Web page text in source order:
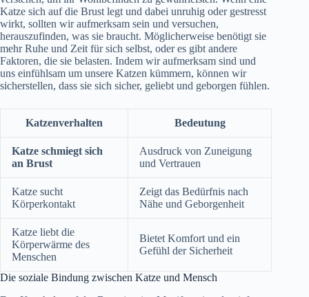
Katze sich auf die Brust legt und dabei unruhig oder gestresst
wirkt, sollten wir aufmerksam sein und versuchen,
herauszufinden, was sie braucht. Möglicherweise benötigt sie
mehr Ruhe und Zeit für sich selbst, oder es gibt andere
Faktoren, die sie belasten. Indem wir aufmerksam sind und
uns einfühlsam um unsere Katzen kümmern, können wir
sicherstellen, dass sie sich sicher, geliebt und geborgen fühlen.
Katzenverhalten Bedeutung
Katze schmiegt sich
an Brust
Ausdruck von Zuneigung
und Vertrauen
Katze sucht
Körperkontakt
Zeigt das Bedürfnis nach
Nähe und Geborgenheit
Katze liebt die
Körperwärme des
Menschen
Bietet Komfort und ein
Gefühl der Sicherheit
Die soziale Bindung zwischen Katze und Mensch